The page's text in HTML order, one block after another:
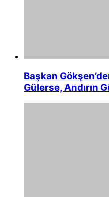
Başkan
Gülerse, Andırın